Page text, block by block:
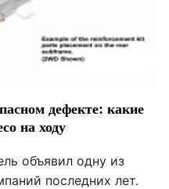
дефекте: какие
на ходу
объявил одну из
последних лет.